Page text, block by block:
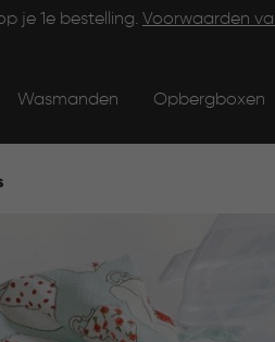
je 1e bestelling. Voorwaarden
Wasmanden Opbergboxen